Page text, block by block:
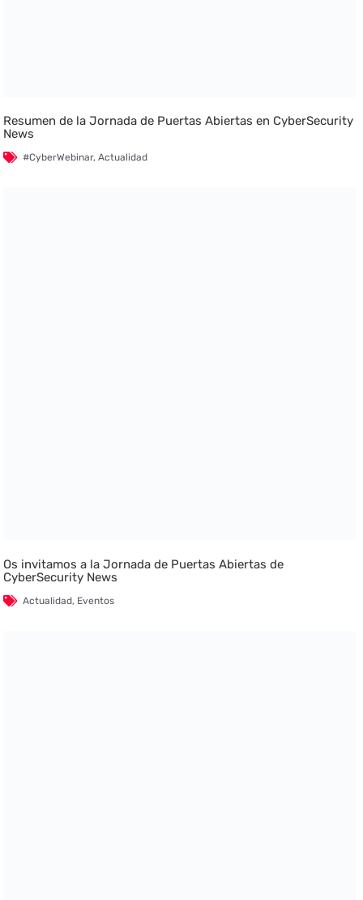
Resumen de la Jornada de Puertas Abiertas en CyberSecurity
News
#CyberWebinar,Actualidad
Os invitamos a la Jornada de Puertas Abiertas de
CyberSecurity News
Actualidad, Eventos